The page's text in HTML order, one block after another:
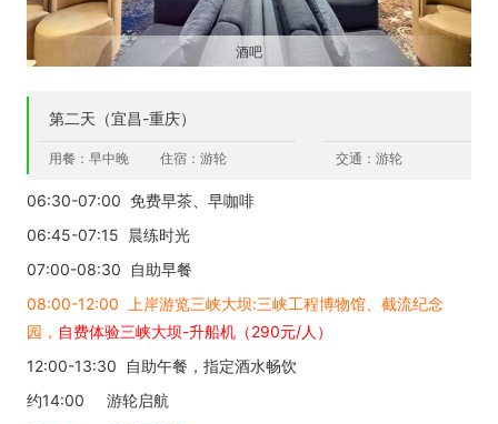
酒吧
第二天（宜昌-重庆）
用餐：早中晚 住宿：游轮 交通：游轮
06:30-07:00 免费早茶、早咖啡
06:45-07:15 晨练时光
07:00-08:30 自助早餐
08:00-12:00 上岸游览三峡大坝:三峡工程博物馆、截流纪念
园， 自费体验三峡大坝-升船机（290元/人）
12:00-13:30 自助午餐，指定酒水畅饮
约14:00 游轮启航